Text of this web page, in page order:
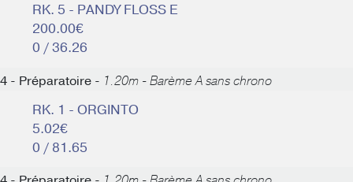
RK. 5 - PANDY FLOSS E
200.00€
0 / 36.26
4 - Préparatoire - 1.20m - Barème A sans chrono
RK. 1 - ORGINTO
5.02€
0 / 81.65